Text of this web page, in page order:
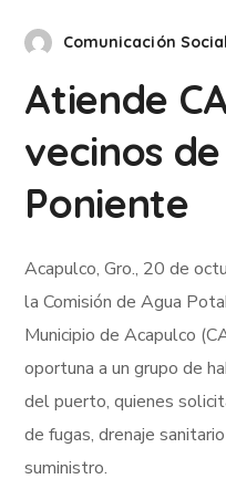
Comunicación Social
Atiende
vecinos
Poniente
Acapulco, Gro., 20 de
la Comisión de Agua
Municipio de Acapulco
oportuna a un grupo de
del puerto, quienes
de fugas, drenaje
suministro.